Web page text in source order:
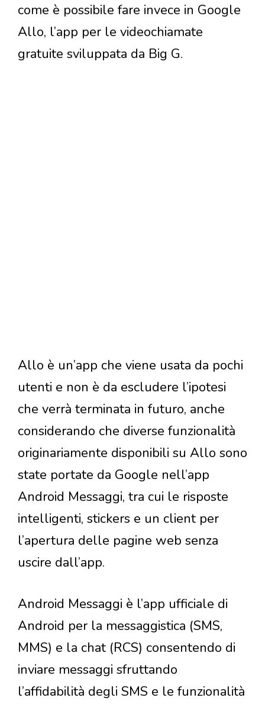
come è possibile fare invece in Google
Allo, l’app per le videochiamate
gratuite sviluppata da Big G.
Allo è un’app che viene usata da pochi
utenti e non è da escludere l’ipotesi
che verrà terminata in futuro, anche
considerando che diverse funzionalità
originariamente disponibili su Allo sono
state portate da Google nell’app
Android Messaggi, tra cui le risposte
intelligenti, stickers e un client per
l’apertura delle pagine web senza
uscire dall’app.
Android Messaggi è l’app ufficiale di
Android per la messaggistica (SMS,
MMS) e la chat (RCS) consentendo di
inviare messaggi sfruttando
l’affidabilità degli SMS e le funzionalità